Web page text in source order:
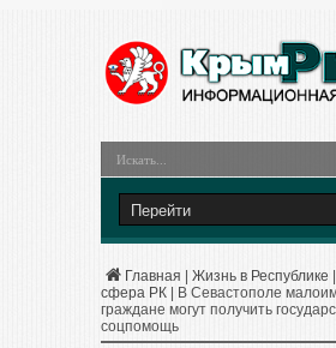
Главная Жизнь в Республике
сфера РК
В Севастополе
граждане могут получить
соцпомощь